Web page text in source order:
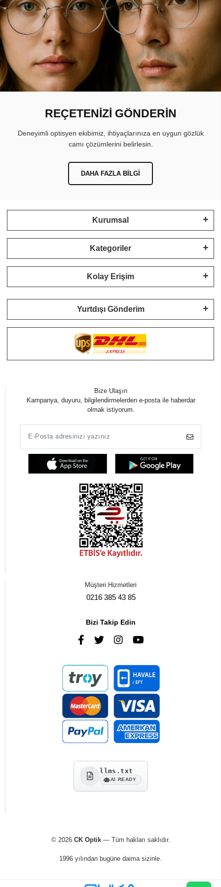
REÇETENİZİ GÖNDERİN
Deneyimli optisyen ekibimiz, ihtiyaçlarınıza en uygun gözlük
camı çözümlerini belirlesin.
DAHA FAZLA BILGI
Kurumsal
Kategoriler
Kolay Erişim
Yurtdışı Gönderim
Bize Ulaşın
Kampanya, duyuru, bilgilendirmelerden e-posta ile haberdar
olmak istiyorum.
Müşteri Hizmetleri
0216 385 43 85
Bizi Takip Edin
llms.txt
AI READY
© 2026 CK Optik— Tüm hakları saklıdır.
1996 yılından bugüne daima sizinle.